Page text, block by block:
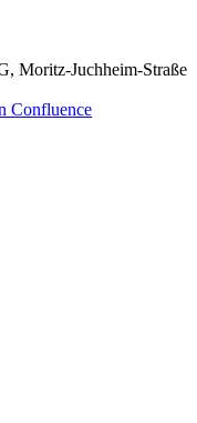
Moritz-Juchheim-Straße
Confluence